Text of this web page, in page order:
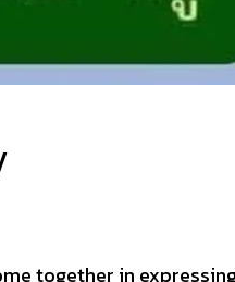
together in